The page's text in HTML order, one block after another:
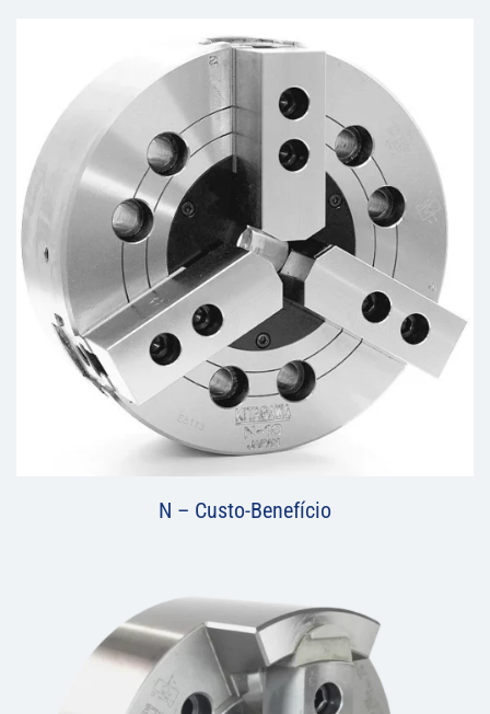
N – Custo-Benefício